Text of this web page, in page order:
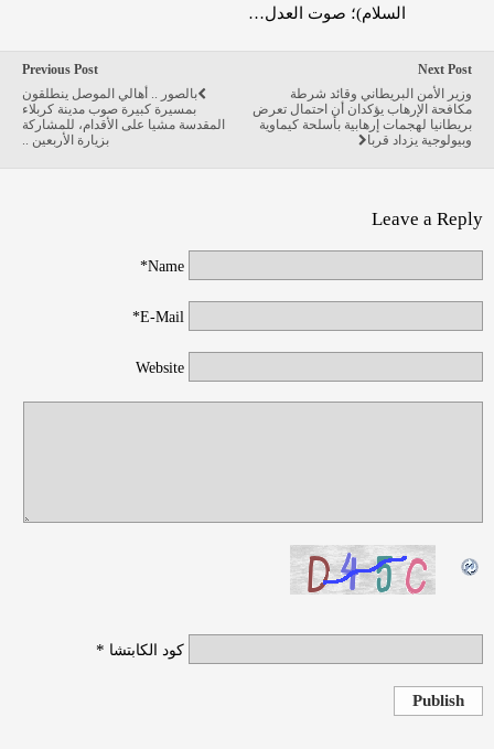
السلام)؛ صوت العدل…
Previous Post
بالصور .. أهالي الموصل ينطلقون
بمسيرة كبيرة صوب مدينة كربلاء
المقدسة مشيا على الأقدام، للمشاركة
بزيارة الأربعين ..
Next Post
وزير الأمن البريطاني وقائد شرطة
مكافحة الإرهاب يؤكدان أن احتمال تعرض
بريطانيا لهجمات إرهابية بأسلحة كيماوية
وبيولوجية يزداد قربا
Leave a Reply
Name*
E-Mail*
Website
كود الكابتشا *
Publish